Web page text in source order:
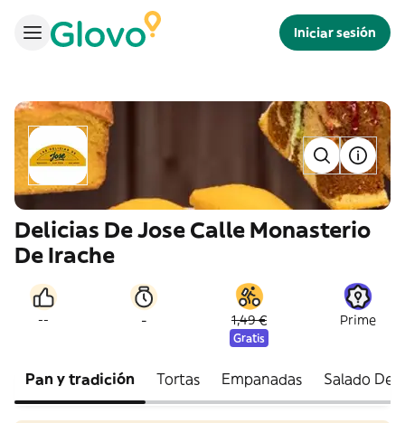
Iniciar sesión
Delicias De Jose Calle Monasterio
De Irache
-- - 1,49 €
Gratis
Prime
Pan y tradición Tortas Empanadas Salado